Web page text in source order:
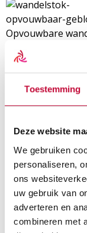
Toestemming
Deze website
We gebruiken
personaliseren,
ons
uw gebruik van
adverteren en
combineren met
Opvouwbare
gebloemd
Vanaf:
Aluminium
wandelstok
In
Opvouwbare
paisley
Vanaf:€24,95
Aluminium
wandelstok
In